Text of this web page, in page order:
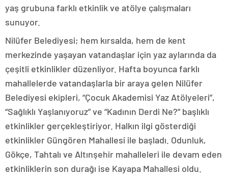
yaş grubuna farklı etkinlik ve atölye çalışmaları
sunuyor.
Nilüfer Belediyesi; hem kırsalda, hem de kent
merkezinde yaşayan vatandaşlar için yaz aylarında da
çeşitli etkinlikler düzenliyor. Hafta boyunca farklı
mahallelerde vatandaşlarla bir araya gelen Nilüfer
Belediyesi ekipleri, “Çocuk Akademisi Yaz Atölyeleri”,
“Sağlıklı Yaşlanıyoruz” ve “Kadının Derdi Ne?” başlıklı
etkinlikler gerçekleştiriyor. Halkın ilgi gösterdiği
etkinlikler Güngören Mahallesi ile başladı. Odunluk,
Gökçe, Tahtalı ve Altınşehir mahalleleri ile devam eden
etkinliklerin son durağı ise Kayapa Mahallesi oldu.